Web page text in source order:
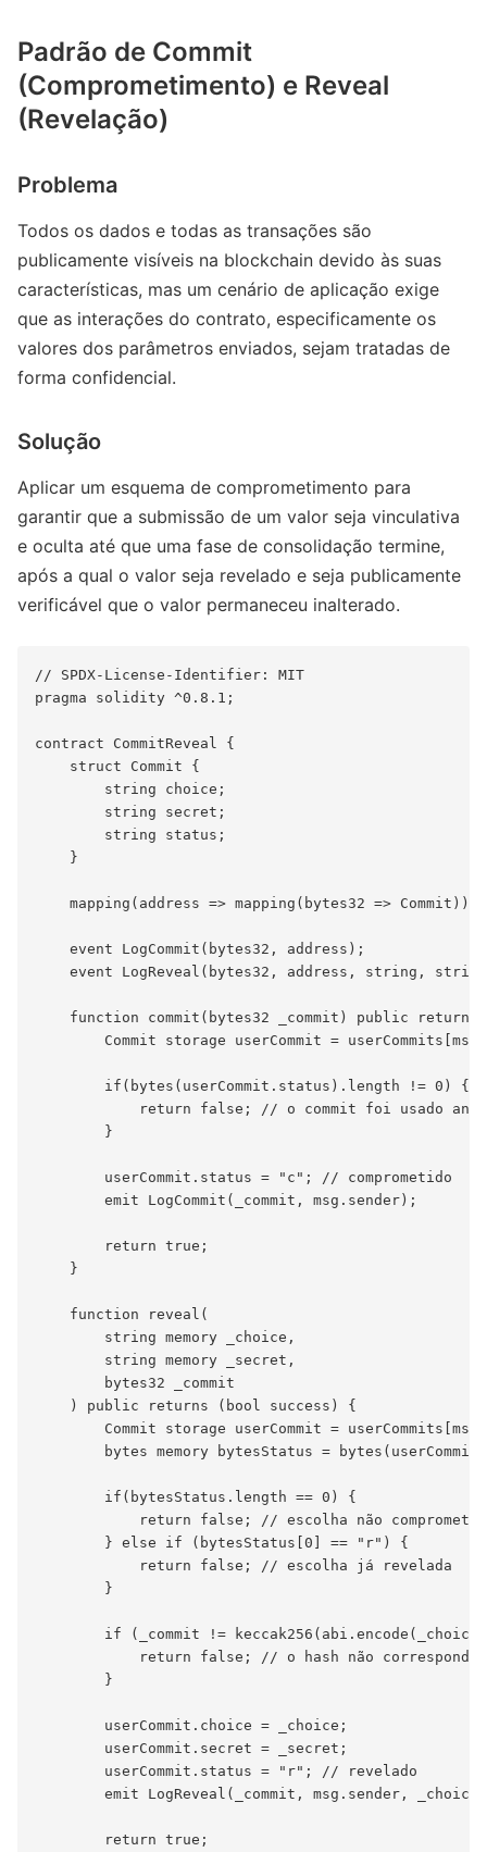
Padrão de Commit
(Comprometimento) e Reveal
(Revelação)
Problema
Todos os dados e todas as transações são
publicamente visíveis na blockchain devido às suas
características, mas um cenário de aplicação exige
que as interações do contrato, especificamente os
valores dos parâmetros enviados, sejam tratadas de
forma confidencial.
Solução
Aplicar um esquema de comprometimento para
garantir que a submissão de um valor seja vinculativa
e oculta até que uma fase de consolidação termine,
após a qual o valor seja revelado e seja publicamente
verificável que o valor permaneceu inalterado.
// SPDX-License-Identifier: MIT
pragma solidity ^0.8.1;
contract CommitReveal {
    struct Commit {
        string choice;
        string secret;
        string status;
    }
mapping(address => mapping(bytes32 => Commit))
    event LogCommit(bytes32, address);
event LogReveal(bytes32, address, string,
function commit(bytes32 _commit) public returns
Commit storage userCommit =
        if(bytes(userCommit.status).length != 0) {
return false; // o commit foi usado
        }
        userCommit.status = "c"; // comprometido
        emit LogCommit(_commit, msg.sender);
        return true;
    }
    function reveal(
        string memory _choice,
        string memory _secret,
        bytes32 _commit
    ) public returns (bool success) {
Commit storage userCommit =
bytes memory bytesStatus =
        if(bytesStatus.length == 0) {
return false; // escolha não
        } else if (bytesStatus[0] == "r") {
            return false; // escolha já revelada
        }
if (_commit !=
return false; // o hash não corresponde
        }
        userCommit.choice = _choice;
        userCommit.secret = _secret;
        userCommit.status = "r"; // revelado
emit LogReveal(_commit, msg.sender,
        return true;